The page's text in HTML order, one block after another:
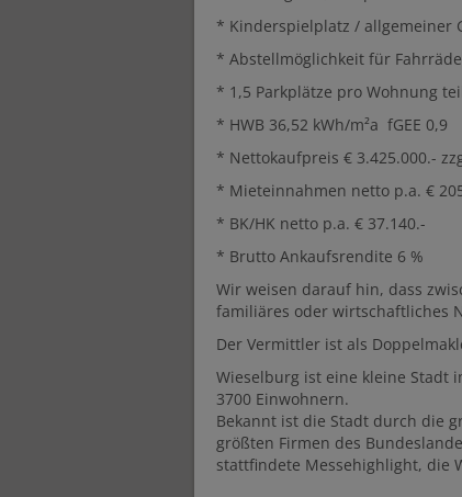
* Kinderspielplatz / allgemeiner
* Abstellmöglichkeit für
* 1,5 Parkplätze pro Wohnung
* HWB 36,52 kWh/m²a fGEE 0,9
* Nettokaufpreis € 3.425.000.-
* Mieteinnahmen netto p.a. €
* BK/HK netto p.a. € 37.140.-
* Brutto Ankaufsrendite 6 %
Wir weisen darauf hin, dass
familiäres oder wirtschaftliches
Der Vermittler ist als
Wieselburg ist eine kleine Stadt
3700 Einwohnern.
Bekannt ist die Stadt durch die
größten Firmen des
stattfindete Messehighlight, die